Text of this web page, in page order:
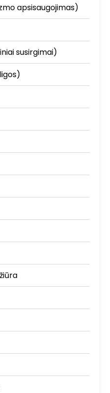
apsisaugojimas)
susirgimai)